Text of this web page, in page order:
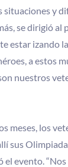
situaciones y
se dirigió
estar izando
a estos
nuestros
meses, los
sus
el evento.